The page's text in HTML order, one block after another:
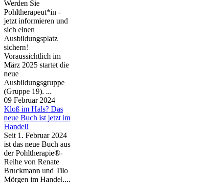
Werden Sie
Pohltherapeut*in -
jetzt informieren und
sich einen
Ausbildungsplatz
sichern!
Voraussichtlich im
März 2025 startet die
neue
Ausbildungsgruppe
(Gruppe 19). ...
09 Februar 2024
Kloß im Hals? Das
neue Buch ist jetzt im
Handel!
Seit 1. Februar 2024
ist das neue Buch aus
der Pohltherapie®-
Reihe von Renate
Bruckmann und Tilo
Mörgen im Handel....